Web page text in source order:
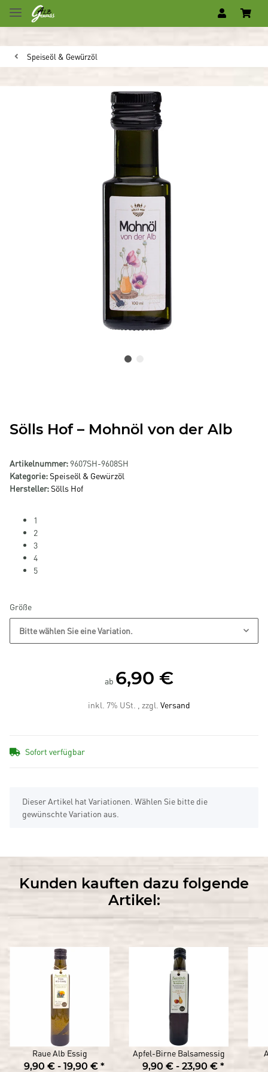
Speiseöl & Gewürzöl
Sölls Hof – Mohnöl von der Alb
Artikelnummer: 9607SH-9608SH
Kategorie:Speiseöl & Gewürzöl
Hersteller:Sölls Hof
1
2
3
4
5
Größe
Bitte wählen Sie eine Variation.
ab 6,90 €
inkl. 7% USt. , zzgl. Versand
Sofort verfügbar
x
Dieser Artikel hat Variationen. Wählen Sie bitte die
gewünschte Variation aus.
Kunden kauften dazu folgende
Artikel:
Raue Alb Essig
9,90 € - 19,90 € *
Apfel-Birne Balsamessig
9,90 € - 23,90 € *